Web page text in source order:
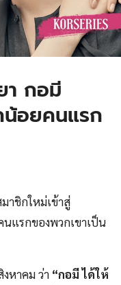
า กอมี
อยคนแรก
าชิกใหม่เข้าสู่
นแรกของพวกเขาเป็น
หาคม ว่า “กอมี ได้ให้